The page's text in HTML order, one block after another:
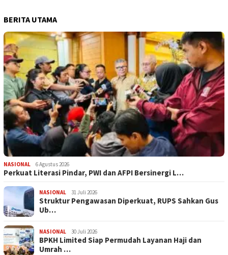
BERITA UTAMA
NASIONAL 6 Agustus 2026
Perkuat Literasi Pindar, PWI dan AFPI Bersinergi L…
NASIONAL 31 Juli 2026
​Struktur Pengawasan Diperkuat, RUPS Sahkan Gus
Ub…
NASIONAL 30 Juli 2026
BPKH Limited Siap Permudah Layanan Haji dan
Umrah …